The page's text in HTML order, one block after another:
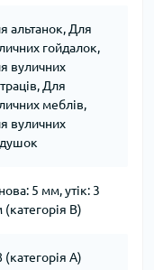
альтанок, Для
гойдалок,
вуличних
Для
меблів,
вуличних
5 мм, утік: 3
B)
(категорія А)